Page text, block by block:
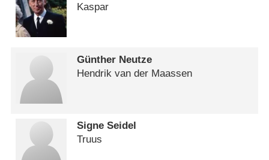
Kaspar
Günther Neutze
Hendrik van der Maassen
Signe Seidel
Truus